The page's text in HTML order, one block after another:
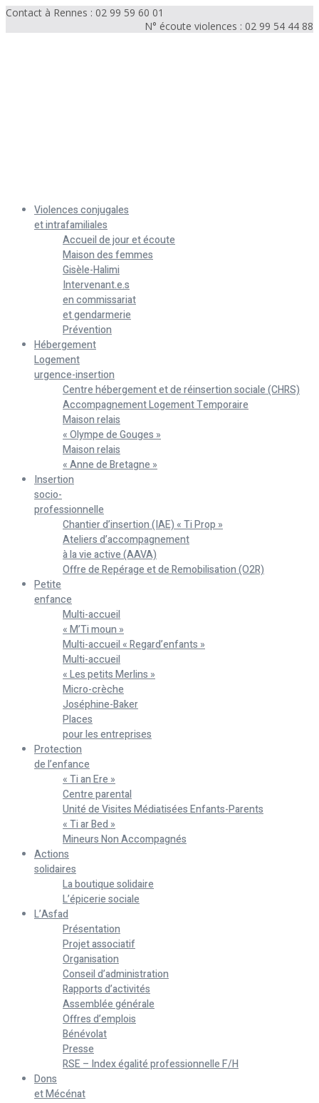
Contact à Rennes : 02 99 59 60 01
N° écoute violences : 02 99 54 44 88
Violences conjugales
et intrafamiliales
Accueil de jour et écoute
Maison des femmes
Gisèle-Halimi
Intervenant.e.s
en commissariat
et gendarmerie
Prévention
Hébergement
Logement
urgence-insertion
Centre hébergement et de réinsertion sociale (CHRS)
Accompagnement Logement Temporaire
Maison relais
« Olympe de Gouges »
Maison relais
« Anne de Bretagne »
Insertion
socio-
professionnelle
Chantier d’insertion (IAE) « Ti Prop »
Ateliers d’accompagnement
à la vie active (AAVA)
Offre de Repérage et de Remobilisation (O2R)
Petite
enfance
Multi-accueil
« M’Ti moun »
Multi-accueil « Regard’enfants »
Multi-accueil
« Les petits Merlins »
Micro-crèche
Joséphine-Baker
Places
pour les entreprises
Protection
de l’enfance
« Ti an Ere »
Centre parental
Unité de Visites Médiatisées Enfants-Parents
« Ti ar Bed »
Mineurs Non Accompagnés
Actions
solidaires
La boutique solidaire
L’épicerie sociale
L’Asfad
Présentation
Projet associatif
Organisation
Conseil d’administration
Rapports d’activités
Assemblée générale
Offres d’emplois
Bénévolat
Presse
RSE – Index égalité professionnelle F/H
Dons
et Mécénat